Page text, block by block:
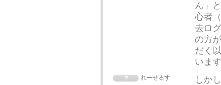
ん」
心者
去ロ
の方
だく
いま
れーぜるす
しか